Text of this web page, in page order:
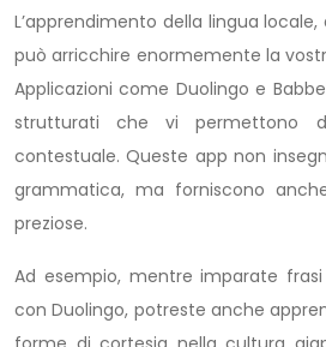
L’apprendimento della lingua
può arricchire enormemente la
Applicazioni come Duolingo e
strutturati che vi permettono
contestuale. Queste app non
grammatica, ma forniscono
preziose.
Ad esempio, mentre imparate
con Duolingo, potreste anche